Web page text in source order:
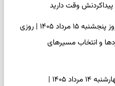
فال سرنوشت امروز پنجشنبه ۱۵ مرداد ۱۴۰۵ | روزی
و انتخاب مسیرهای
فال اسم امروز چهارشنبه ۱۴ مرداد ۱۴۰۵ |